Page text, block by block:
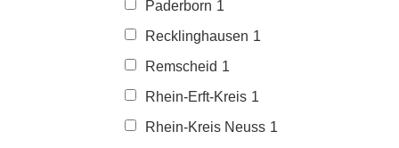
Paderborn 1
Recklinghausen 1
Remscheid 1
Rhein-Erft-Kreis 1
Rhein-Kreis Neuss 1